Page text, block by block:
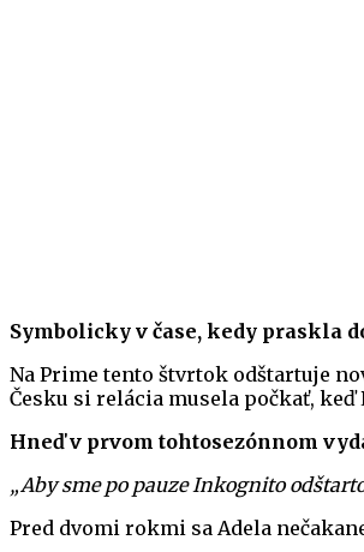
Symbolicky v čase, kedy praskla
Na Prime tento štvrtok odštartuje
Česku si relácia musela počkať,
Hneď v prvom tohtosezónnom
„Aby sme po pauze Inkognito
Pred dvomi rokmi sa Adela